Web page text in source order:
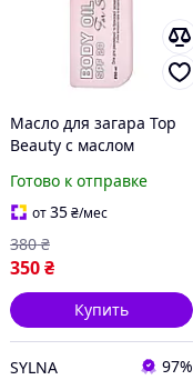
Масло для загара Top
Beauty с маслом
экстрактом моркови
SPF20 250 мл
Готово к отправке
от35₴/мес
350₴
380 ₴
Купить
SYLNA 97%